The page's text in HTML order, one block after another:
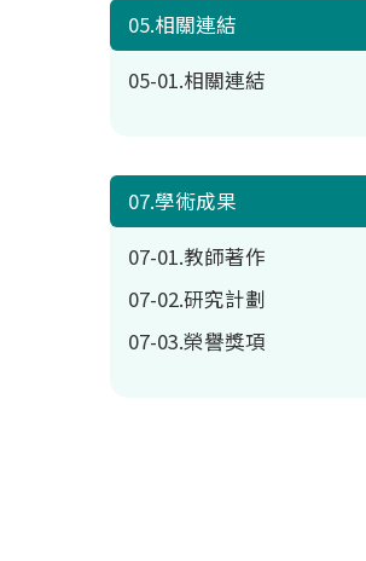
05.相關連結
05-01.相關連結
07.學術成果
07-01.教師著作
07-02.研究計劃
07-03.榮譽獎項